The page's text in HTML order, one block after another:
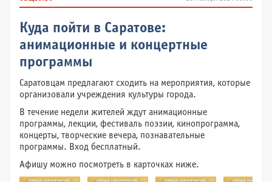
Куда пойти в Саратове:
анимационные и концертные
программы
Саратовцам предлагают сходить на мероприятия, которые
организовали учреждения культуры города.
В течение недели жителей ждут анимационные
программы, лекции, фестиваль поэзии, кинопрограмма,
концерты, творческие вечера, познавательные
программы. Вход бесплатный.
Афишу можно посмотреть в карточках ниже.